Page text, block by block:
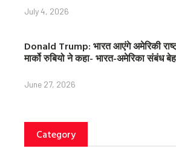
July 4, 2026
Donald Trump: भारत आएंगे अमेरिकी
मार्को रुबियो ने कहा- भारत-अमेरिका संबंध
June 27, 2026
Category